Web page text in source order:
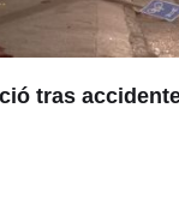
tras